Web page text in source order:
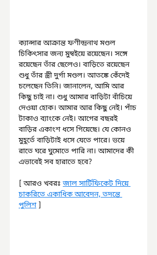
ক্যান্সার আক্রান্ত ফণীন্দ্রনাথ মণ্ডল
চিকিৎসার জন্য মুম্বইয়ে রয়েছেন। সঙ্গে
রয়েছেন তাঁর ছেলেও। বাড়িতে রয়েছেন
শুধু তাঁর স্ত্রী দুর্গা মণ্ডল। আতঙ্কে কেঁদেই
চলেছেন তিনি। জানালেন, আমি আর
কিছু চাই না। শুধু আমার বাড়িটা বাঁচিয়ে
দেওয়া হোক। আমার আর কিছু নেই। পাঁচ
টাকাও ব্যাংকে নেই। আগের বছরই
বাড়ির একাংশ ধসে গিয়েছে। যে কোনও
মুহূর্তে বাড়িটাই ধসে যেতে পারে। ভয়ে
রাতে ঘরে ঘুমোতে পারি না। আমাদের কী
এভাবেই সব হারাতে হবে?
[ আরও খবরঃ জাল সার্টিফিকেট দিয়ে
চাকরিতে একাধিক আবেদন, তদন্তে
পুলিশ ]